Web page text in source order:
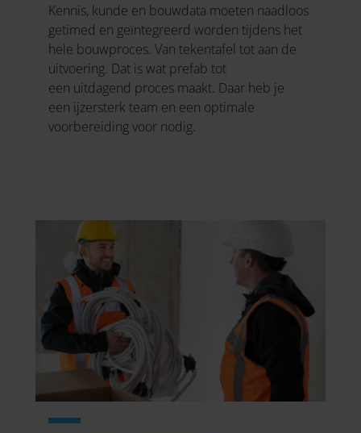
Kennis, kunde en bouwdata moeten naadloos
getimed en geïntegreerd worden tijdens het
hele bouwproces. Van tekentafel tot aan de
uitvoering. Dat is wat prefab tot
een uitdagend proces maakt. Daar heb je
een ijzersterk team en een optimale
voorbereiding voor nodig.